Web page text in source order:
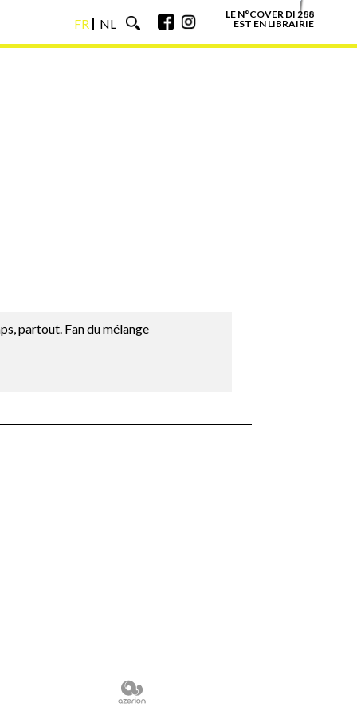
FR
NL
LE N°COVER DI 288
EST EN LIBRAIRIE
partout. Fan du mélange